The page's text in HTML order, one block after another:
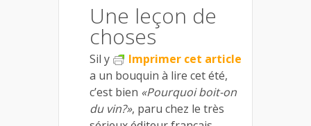
Une leçon de
choses
Imprimer cet article
Sil y
a un bouquin à lire cet été,
c’est bien «Pourquoi boit-on
du vin?», paru chez le très